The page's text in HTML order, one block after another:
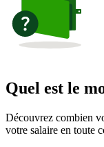
Quel est le
Découvrez combien
votre salaire en toute